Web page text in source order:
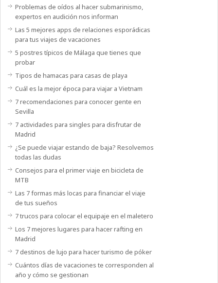
Problemas de oídos al hacer submarinismo,
expertos en audición nos informan
Las 5 mejores apps de relaciones esporádicas
para tus viajes de vacaciones
5 postres típicos de Málaga que tienes que
probar
Tipos de hamacas para casas de playa
Cuál es la mejor época para viajar a Vietnam
7 recomendaciones para conocer gente en
Sevilla
7 actividades para singles para disfrutar de
Madrid
¿Se puede viajar estando de baja? Resolvemos
todas las dudas
Consejos para el primer viaje en bicicleta de
MTB
Las 7 formas más locas para financiar el viaje
de tus sueños
7 trucos para colocar el equipaje en el maletero
Los 7 mejores lugares para hacer rafting en
Madrid
7 destinos de lujo para hacer turismo de póker
Cuántos días de vacaciones te corresponden al
año y cómo se gestionan